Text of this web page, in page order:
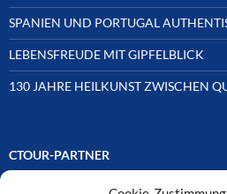
SPANIEN UND PORTUGAL
LEBENSFREUDE MIT GIPFELBLICK
130 JAHRE HEILKUNST ZWISCHEN
CTOUR-PARTNER